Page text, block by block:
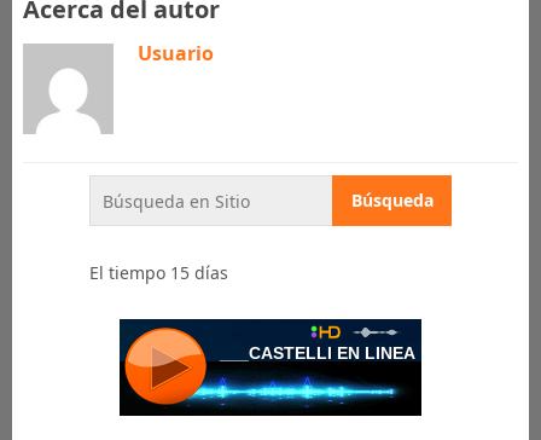
Acerca del autor
Usuario
El tiempo 15 días